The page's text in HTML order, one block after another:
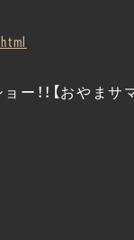
！！【おやまサ